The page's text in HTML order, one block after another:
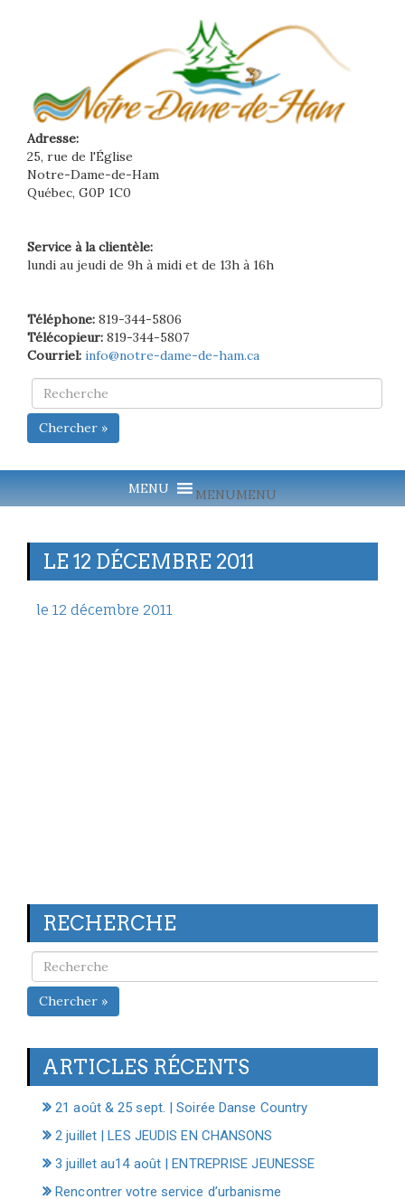
Adresse:
25, rue de l'Église
Notre-Dame-de-Ham
Québec, G0P 1C0
Service à la clientèle:
lundi au jeudi de 9h à midi et de 13h à 16h
Téléphone: 819-344-5806
Télécopieur: 819-344-5807
Courriel: info@notre-dame-de-ham.ca
Chercher »
MENUMENU
LE 12 DÉCEMBRE 2011
le 12 décembre 2011
RECHERCHE
Chercher »
ARTICLES RÉCENTS
21 août & 25 sept. | Soirée Danse Country
2 juillet | LES JEUDIS EN CHANSONS
3 juillet au14 août | ENTREPRISE JEUNESSE
Rencontrer votre service d’urbanisme